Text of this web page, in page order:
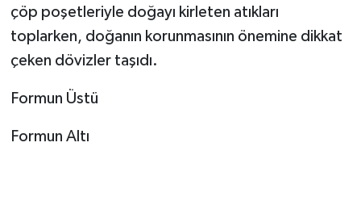
çöp poşetleriyle doğayı kirleten atıkları
toplarken, doğanın korunmasının önemine dikkat
çeken dövizler taşıdı.
Formun Üstü
Formun Altı